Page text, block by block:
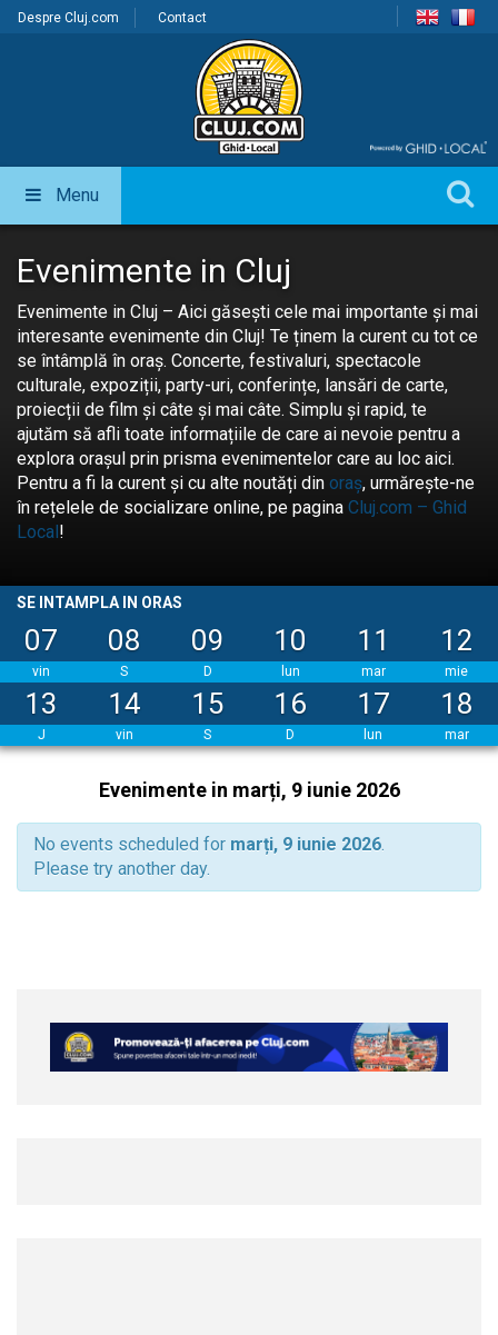
Despre Cluj.com Contact
Menu
Evenimente in Cluj
Evenimente in Cluj – Aici găsești cele mai importante și mai
interesante evenimente din Cluj! Te ținem la curent cu tot ce
se întâmplă în oraș. Concerte, festivaluri, spectacole
culturale, expoziții, party-uri, conferințe, lansări de carte,
proiecții de film și câte și mai câte. Simplu și rapid, te
ajutăm să afli toate informațiile de care ai nevoie pentru a
explora orașul prin prisma evenimentelor care au loc aici.
Pentru a fi la curent și cu alte noutăți din oraș, urmărește-ne
în rețelele de socializare online, pe pagina Cluj.com – Ghid
Local !
SE INTAMPLA IN ORAS
07
vin
08
S
09
D
10
lun
11
mar
12
mie
13
J
14
vin
15
S
16
D
17
lun
18
mar
Evenimente in marți, 9 iunie 2026
No events scheduled for marți, 9 iunie 2026.
Please try another day.